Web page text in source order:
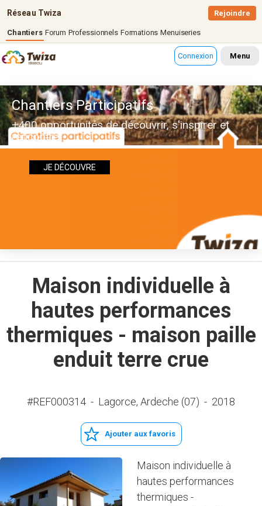
Réseau Twiza
Chantiers Forum Professionnels Formations Menuiseries
Rejoindre
Connexion Menu
Chantiers Participatifs
+400 opportunités de découvrir, s'inspirer et
rencontrer
JE DÉCOUVRE
Maison individuelle à
hautes performances
thermiques - maison paille
enduit terre crue
#REF000314 - Lagorce, Ardeche (07) - 2018
Ajouter aux favoris
Maison individuelle à
hautes performances
thermiques -